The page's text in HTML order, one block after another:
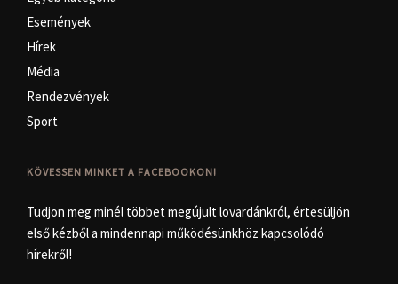
Események
Hírek
Média
Rendezvények
Sport
KÖVESSEN MINKET A FACEBOOKON!
Tudjon meg minél többet megújult lovardánkról, értesüljön
első kézből a mindennapi működésünkhöz kapcsolódó
hírekről!